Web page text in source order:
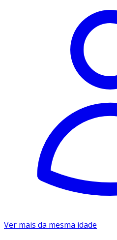
Ver mais da mesma idade